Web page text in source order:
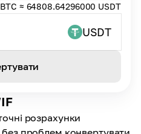
розрахунки
≈ 64808.64296000 USDT
USDT